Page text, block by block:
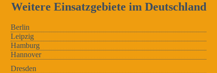
Weitere Einsatzgebiete im Deutschland
Berlin
Leipzig
Hamburg
Hannover
Dresden